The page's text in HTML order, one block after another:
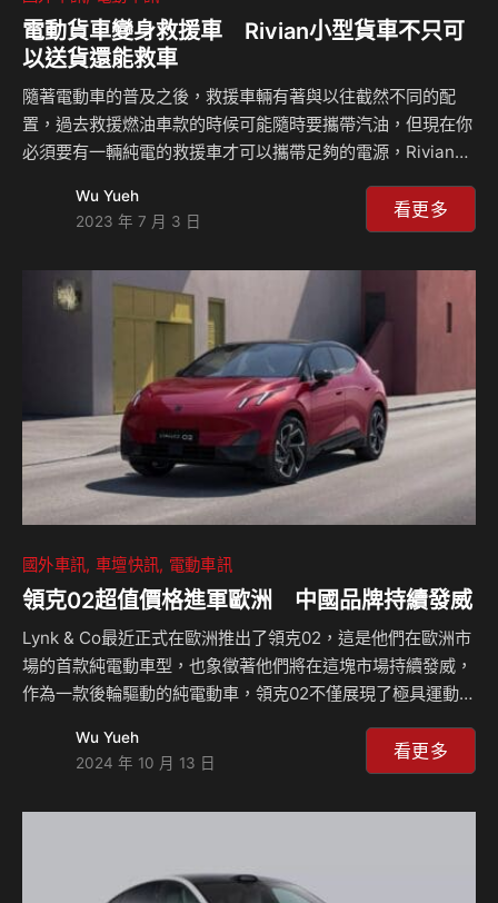
電動貨車變身救援車 Rivian小型貨車不只可
以送貨還能救車
隨著電動車的普及之後，救援車輛有著與以往截然不同的配
置，過去救援燃油車款的時候可能隨時要攜帶汽油，但現在你
必須要有一輛純電的救援車才可以攜帶足夠的電源，Rivian就
底的時候將會有超過200輛車輛開始上路服務。 汽車電動化不
只是我們平常使用的乘用車款，其實更重要的是貨車的電動
們電動化之後對我們的空氣以及整體排碳來說有著極大影響，
Rivian其實不是只有打造一般的乘用車款而已，他們也早就開
始為Amazon雅馬遜打造大型貨車，並且在商用車輛的研發上
費盡心力，現在他們打造的貨…
Wu Yueh
2023 年 7 月 3 日
看更多
國外車訊 車壇快訊 電動車訊
領克02超值價格進軍歐洲 中國品牌持續發威
Lynk & Co最近正式在歐洲推出了領克02，這是他們在歐洲市
場的首款純電動車型，也象徵著他們將在這塊市場持續發威，
作為一款後輪驅動的純電動車，領克02不僅展現了極具運動感
進軍歐洲市場，這款車的定位結合了跨界車與轎跑車的元素，
試圖吸引那些既追求個性化外觀，又想要純電動力的消費者。
程，並且支援150 kW 直流快速充電技術，能夠在約30分鐘內
Wu Yueh
2024 年 10 月 13 日
看更多